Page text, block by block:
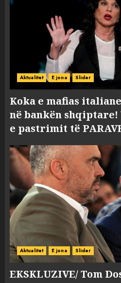
Aktualitet E jona Slider
Koka e mafias
në bankën
e pastrimit të
Aktualitet E jona Slider
EKSKLUZIVE/ Tom